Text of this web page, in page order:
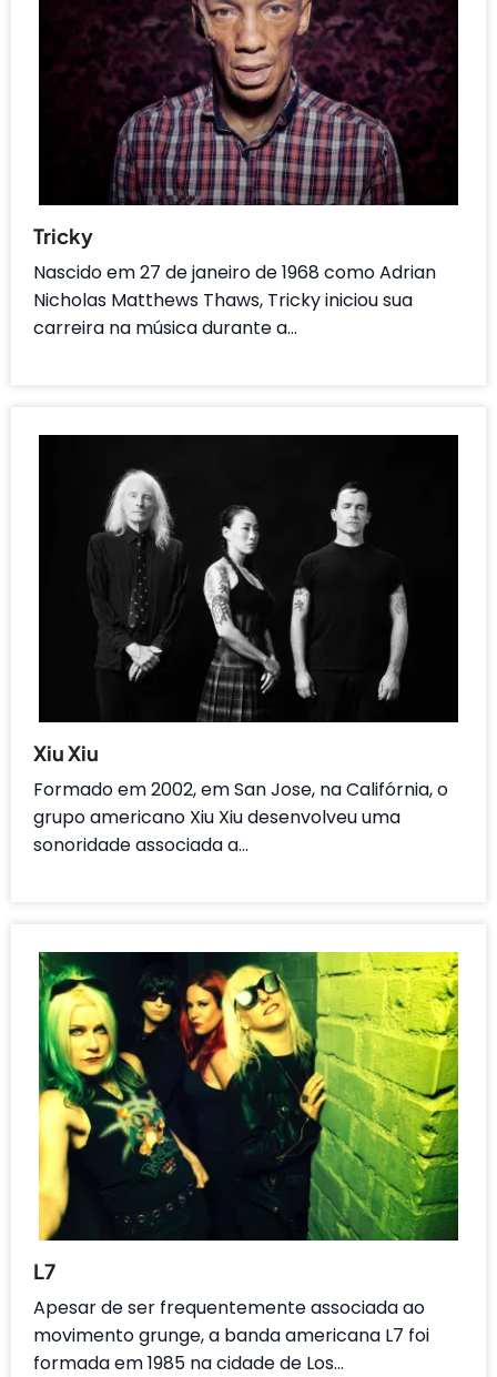
Tricky
Nascido em 27 de janeiro de 1968 como Adrian
Nicholas Matthews Thaws, Tricky iniciou sua
carreira na música durante a…
Xiu Xiu
Formado em 2002, em San Jose, na Califórnia, o
grupo americano Xiu Xiu desenvolveu uma
sonoridade associada a…
L7
Apesar de ser frequentemente associada ao
movimento grunge, a banda americana L7 foi
formada em 1985 na cidade de Los…